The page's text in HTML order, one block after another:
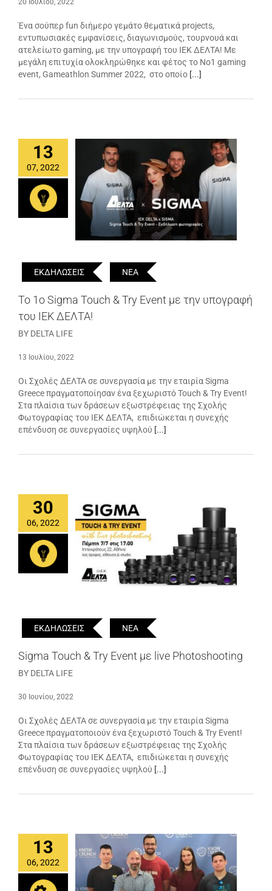
Ένα σούπερ fun διήμερο γεμάτο θεματικά projects,
εντυπωσιακές εμφανίσεις, διαγωνισμούς, τουρνουά και
ατελείωτο gaming, με την υπογραφή του ΙΕΚ ΔΕΛΤΑ! Με
μεγάλη επιτυχία ολοκληρώθηκε και φέτος το No1 gaming
event, Gameathlon Summer 2022, στο οποίο [...]
13
07, 2022
ΕΚΔΗΛΩΣΕΙΣ ΝΕΑ
Το 1ο Sigma Touch & Try Event με την υπογραφή
του ΙΕΚ ΔΕΛΤΑ!
BY DELTA LIFE
13 Ιουλίου, 2022
Οι Σχολές ΔΕΛΤΑ σε συνεργασία με την εταιρία Sigma
Greece πραγματοποίησαν ένα ξεχωριστό Touch & Try Event!
Στα πλαίσια των δράσεων εξωστρέφειας της Σχολής
Φωτογραφίας του ΙΕΚ ΔΕΛΤΑ, επιδιώκεται η συνεχής
επένδυση σε συνεργασίες υψηλού [...]
30
06, 2022
ΕΚΔΗΛΩΣΕΙΣ ΝΕΑ
Sigma Touch & Try Event με live Photoshooting
BY DELTA LIFE
30 Ιουνίου, 2022
Οι Σχολές ΔΕΛΤΑ σε συνεργασία με την εταιρία Sigma
Greece πραγματοποιούν ένα ξεχωριστό Touch & Try Event!
Στα πλαίσια των δράσεων εξωστρέφειας της Σχολής
Φωτογραφίας του ΙΕΚ ΔΕΛΤΑ, επιδιώκεται η συνεχής
επένδυση σε συνεργασίες υψηλού [...]
13
06, 2022